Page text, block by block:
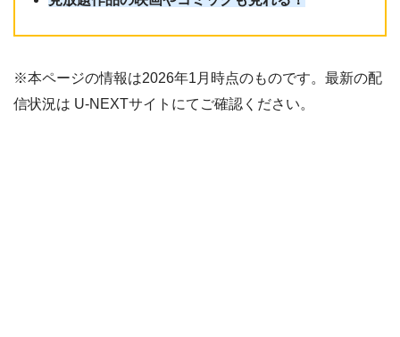
※本ページの情報は2026年1月時点のものです。最新の配
信状況は U-NEXTサイトにてご確認ください。